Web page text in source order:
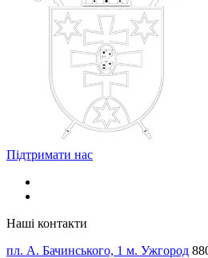
Підтримати нас
Наші контакти
пл. А. Бачинського, 1 м. Ужгород